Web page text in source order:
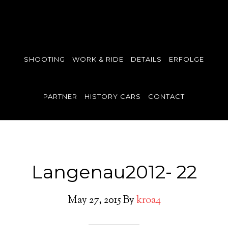
SHOOTING WORK & RIDE DETAILS ERFOLGE
PARTNER HISTORY CARS CONTACT
Langenau2012- 22
May 27, 2015Bykroa4